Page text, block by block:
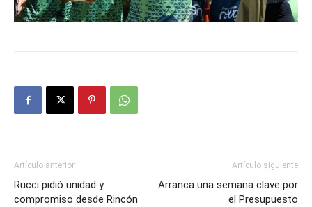
Artículo anterior
Rucci pidió unidad y
compromiso desde Rincón
Artículo siguiente
Arranca una semana clave por
el Presupuesto